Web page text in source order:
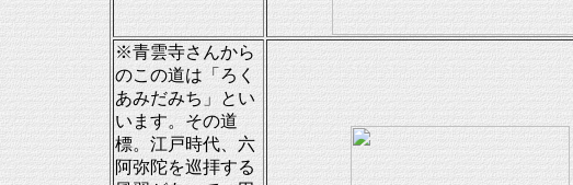
※青雲寺さんから
のこの道は「ろく
あみだみち」とい
います。その道
標。江戸時代、六
阿弥陀を巡拝する